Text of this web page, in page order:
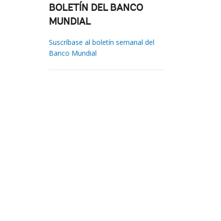
BOLETÍN DEL BANCO
MUNDIAL
Suscríbase al boletín semanal del
Banco Mundial